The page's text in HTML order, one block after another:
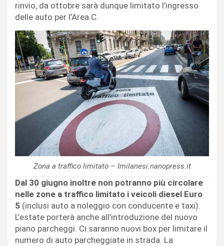
rinvio, da ottobre sarà dunque limitato l’ingresso
delle auto per l’Area C.
Zona a traffico limitato – Imilanesi.nanopress.it
Dal 30 giugno inoltre non potranno più circolare
nelle zone a traffico limitato i veicoli diesel Euro
5 (inclusi auto a noleggio con conducente e taxi).
L’estate porterà anche all’introduzione del nuovo
piano parcheggi. Ci saranno nuovi box per limitare il
numero di auto parcheggiate in strada. La